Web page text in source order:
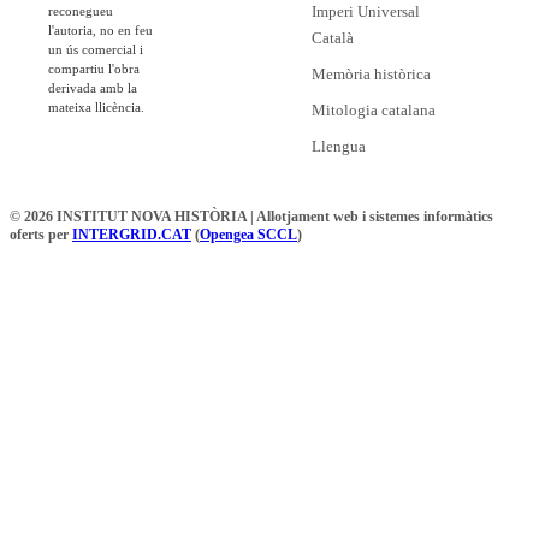
reconegueu
l'autoria, no en feu
un ús comercial i
compartiu l'obra
derivada amb la
mateixa llicència.
Imperi Universal
Català
Memòria històrica
Mitologia catalana
Llengua
© 2026 INSTITUT NOVA HISTÒRIA | Allotjament web i sistemes informàtics
oferts per INTERGRID.CAT (Opengea SCCL)